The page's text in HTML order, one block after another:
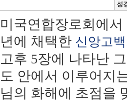
성
미국연합장로회에서
년에 채택한 신앙고백
고후 5장에 나타난
도 안에서 이루어지
님의 화해에 초점을